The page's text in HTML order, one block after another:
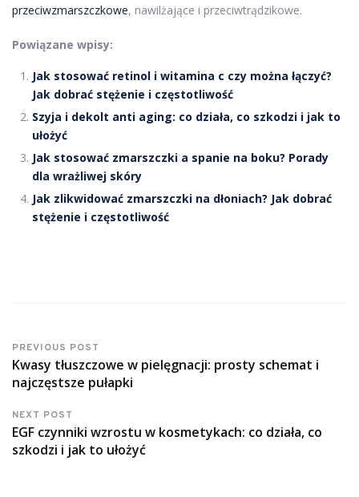
przeciwzmarszczkowe, nawilżające i przeciwtrądzikowe.
Powiązane wpisy:
Jak stosować retinol i witamina c czy można łączyć?
Jak dobrać stężenie i częstotliwość
Szyja i dekolt anti aging: co działa, co szkodzi i jak to
ułożyć
Jak stosować zmarszczki a spanie na boku? Porady
dla wrażliwej skóry
Jak zlikwidować zmarszczki na dłoniach? Jak dobrać
stężenie i częstotliwość
PREVIOUS POST
Kwasy tłuszczowe w pielęgnacji: prosty schemat i
najczęstsze pułapki
NEXT POST
EGF czynniki wzrostu w kosmetykach: co działa, co
szkodzi i jak to ułożyć